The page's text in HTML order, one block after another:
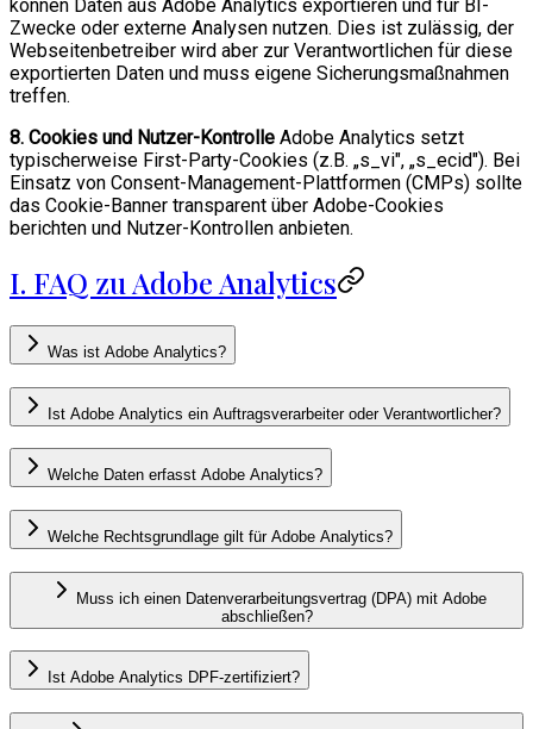
können Daten aus Adobe Analytics exportieren und für BI-
Zwecke oder externe Analysen nutzen. Dies ist zulässig, der
Webseitenbetreiber wird aber zur Verantwortlichen für diese
exportierten Daten und muss eigene Sicherungsmaßnahmen
treffen.
8. Cookies und Nutzer-Kontrolle Adobe Analytics setzt
typischerweise First-Party-Cookies (z.B. „s_vi", „s_ecid"). Bei
Einsatz von Consent-Management-Plattformen (CMPs) sollte
das Cookie-Banner transparent über Adobe-Cookies
berichten und Nutzer-Kontrollen anbieten.
I. FAQ zu Adobe Analytics
Was ist Adobe Analytics?
Ist Adobe Analytics ein Auftragsverarbeiter oder Verantwortlicher?
Welche Daten erfasst Adobe Analytics?
Welche Rechtsgrundlage gilt für Adobe Analytics?
Muss ich einen Datenverarbeitungsvertrag (DPA) mit Adobe
abschließen?
Ist Adobe Analytics DPF-zertifiziert?